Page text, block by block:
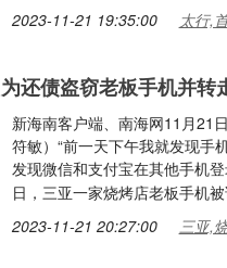
2023-11-21 19:35:00 太行,
为还债盗窃老板手机并转
新海南客户端、南海网11月21
符敏）“前一天下午我就发现手
发现微信和支付宝在其他手机
日，三亚一家烧烤店老板手机
2023-11-21 20:27:00 三亚,